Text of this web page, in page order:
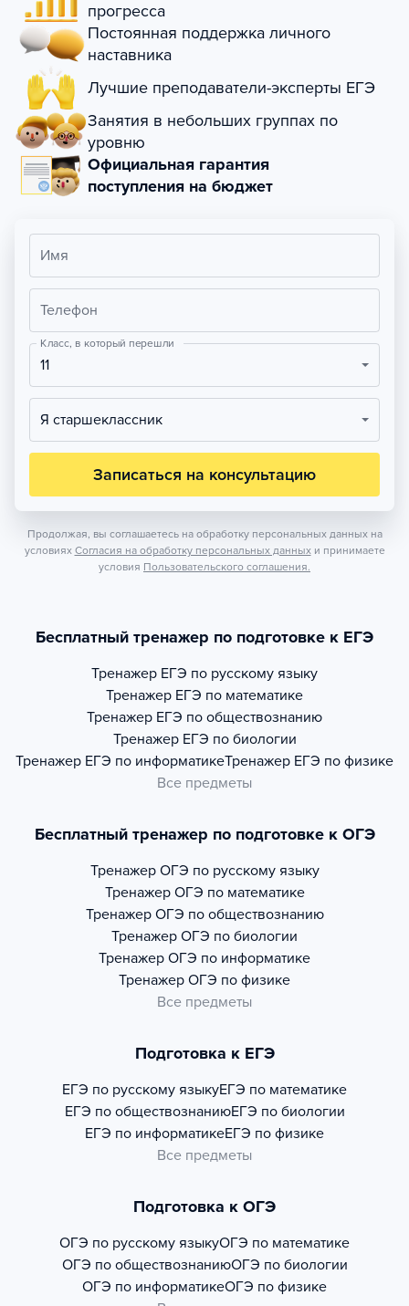
прогресса
Постоянная поддержка личного
наставника
Лучшие преподаватели-эксперты ЕГЭ
Занятия в небольших группах по
уровню
Официальная гарантия
поступления на бюджет
Имя
Телефон
Класс, в который перешли
11
Я старшеклассник
Записаться на консультацию
Продолжая, вы соглашаетесь на обработку персональных данных на
условиях Согласия на обработку персональных данных и принимаете
условия Пользовательского соглашения.
Бесплатный тренажер по подготовке к ЕГЭ
Тренажер ЕГЭ по русскому языку
Тренажер ЕГЭ по математике
Тренажер ЕГЭ по обществознанию
Тренажер ЕГЭ по биологии
Тренажер ЕГЭ по информатикеТренажер ЕГЭ по физике
Все предметы
Бесплатный тренажер по подготовке к ОГЭ
Тренажер ОГЭ по русскому языку
Тренажер ОГЭ по математике
Тренажер ОГЭ по обществознанию
Тренажер ОГЭ по биологии
Тренажер ОГЭ по информатике
Тренажер ОГЭ по физике
Все предметы
Подготовка к ЕГЭ
ЕГЭ по русскому языкуЕГЭ по математике
ЕГЭ по обществознаниюЕГЭ по биологии
ЕГЭ по информатикеЕГЭ по физике
Все предметы
Подготовка к ОГЭ
ОГЭ по русскому языкуОГЭ по математике
ОГЭ по обществознаниюОГЭ по биологии
ОГЭ по информатикеОГЭ по физике